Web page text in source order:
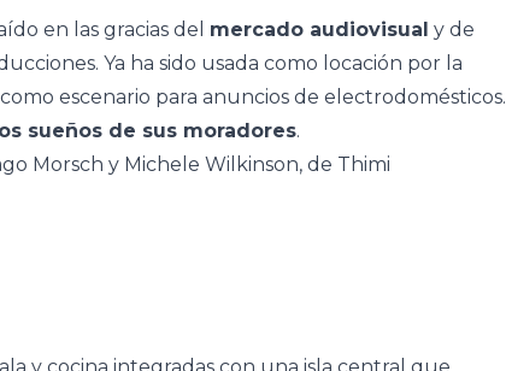
en las gracias del mercado audiovisual y de
Ya ha sido usada como locación por la
escenario para anuncios de electrodomésticos.
sueños de sus moradores.